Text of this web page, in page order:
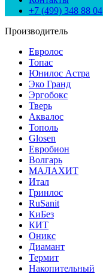
+7 (499) 348 88 04
Производитель
Евролос
Топас
Юнилос Астра
Эко Гранд
Эргобокс
Тверь
Аквалос
Тополь
Glosen
Евробион
Волгарь
МАЛАХИТ
Итал
Гринлос
RuSanit
КиБез
КИТ
Оникс
Диамант
Термит
Накопительный